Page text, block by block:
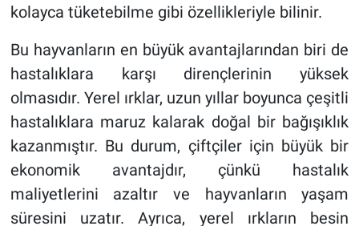
kolayca tüketebilme gibi özellikleriyle bilinir.
Bu hayvanların en büyük avantajlarından biri de
hastalıklara karşı dirençlerinin yüksek
olmasıdır. Yerel ırklar, uzun yıllar boyunca çeşitli
hastalıklara maruz kalarak doğal bir bağışıklık
kazanmıştır. Bu durum, çiftçiler için büyük bir
ekonomik avantajdır, çünkü hastalık
maliyetlerini azaltır ve hayvanların yaşam
süresini uzatır. Ayrıca, yerel ırkların besin